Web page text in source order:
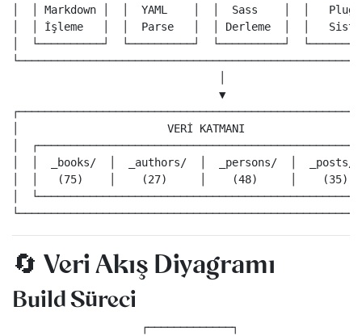
│  │ Markdown │  │  YAML    │  │  Sass    │  │
│  │ İşleme   │  │  Parse   │  │ Derleme  │  │
│  └──────────┘  └──────────┘  └──────────┘
                                ▼
│                       VERİ KATMANI
│
│  │  _books/  │  _authors/  │  _persons/  │
│  │   (75)    │    (27)     │    (48)     │    (35)
│
🔄 Veri Akış Diyagramı
Build Süreci
                    ┌─────────────┐